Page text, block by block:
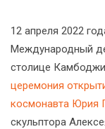
12 апреля 2022
Международный
столице
церемония
космонавта Юрия
скульптора